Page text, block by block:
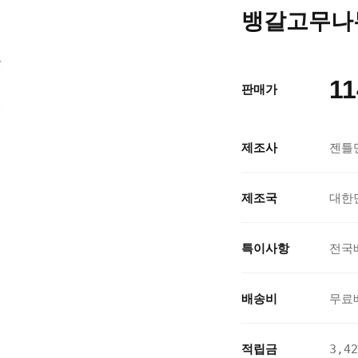
뱅갈고무
판매가
제조사 젠틀
제조국 대한
특이사항 전국
배송비 무료
적립금